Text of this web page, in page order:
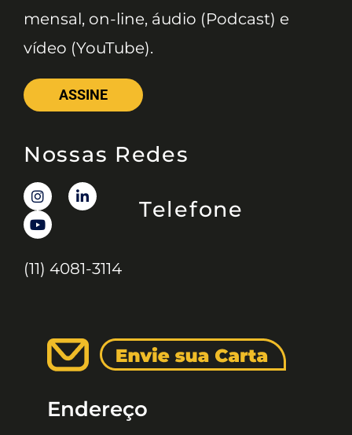
mensal, on-line, áudio (Podcast) e
vídeo (YouTube).
ASSINE
Nossas Redes
Telefone
(11) 4081-3114
Endereço